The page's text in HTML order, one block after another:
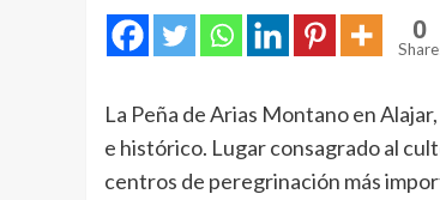
0
La Peña de Arias Montano en
e histórico. Lugar consagrado al
centros de peregrinación más